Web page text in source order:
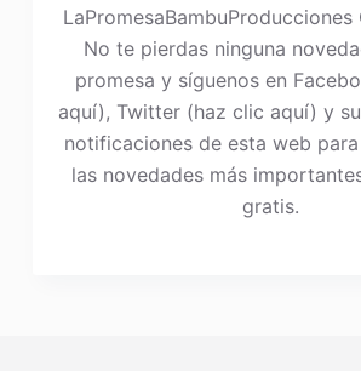
No te pierdas ninguna
promesa y síguenos en
aquí), Twitter (haz clic aquí) y
notificaciones de esta web
las novedades más
gratis.